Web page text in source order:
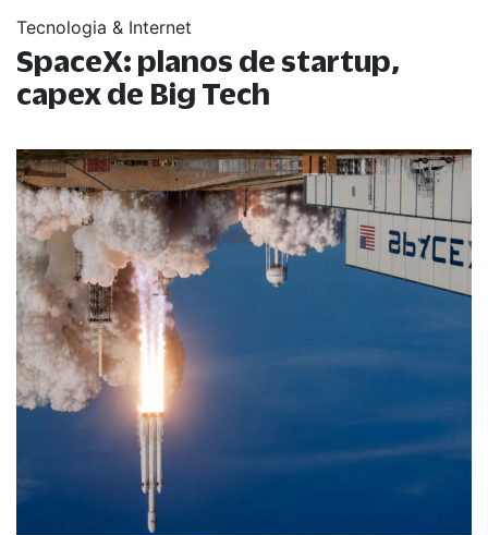
Tecnologia & Internet
SpaceX: planos de startup,
capex de Big Tech